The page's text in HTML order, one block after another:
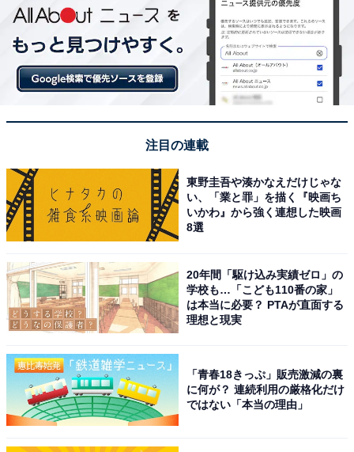
楽天トラベルでクーポン祭を見る
※掲載されている情報は記事公開時のものです。あらか
じめご了承ください。
オールアバウトに還元されることがあります。
この記事の執筆者： All About ニュース お買
Amazonのセール商品から売れ筋ランキングまで、毎日のお買いも
のがもっと楽しく、もっとお得になる情報をお届け。編集部員によ
る独自レビューなど、ここでしか手に入らない情報も満載です。
...続きを読む
注目の連載
東野圭吾や湊かなえだけじゃな
い、「業と罪」を描く『映画ち
いかわ』から強く連想した映画
8選
20年間「駆け込み実績ゼロ」の
学校も…「こども110番の家」
は本当に必要？ PTAが直面する
理想と現実
「青春18きっぷ」販売激減の裏
に何が？ 連続利用の厳格化だけ
ではない「本当の理由」